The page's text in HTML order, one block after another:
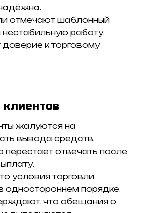
отмечают шаблонный
работу.
к торговому
жалуются на
вывода средств.
перестает отвечать после
условия торговли
одностороннем порядке.
что обещания о